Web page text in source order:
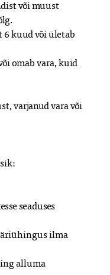
või muust
6 kuud või ületab
omab vara, kuid
varjanud vara või
seaduses
ilma
alluma